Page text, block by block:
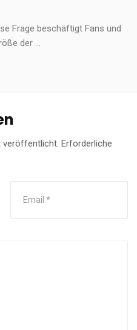
Frage beschäftigt Fans und
der ...
veröffentlicht. Erforderliche